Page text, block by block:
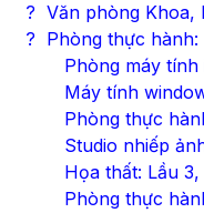
? Văn phòng Khoa,
? Phòng thực hành:
Phòng máy tính
Máy tính
Phòng thực hành
Studio nhiếp
Họa thất: Lầu 3,
Phòng thực hành